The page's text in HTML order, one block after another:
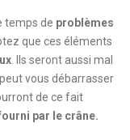
temps de problèmes
que ces éléments
. Ils seront aussi mal
vous débarrasser
de ce fait
par le crâne.